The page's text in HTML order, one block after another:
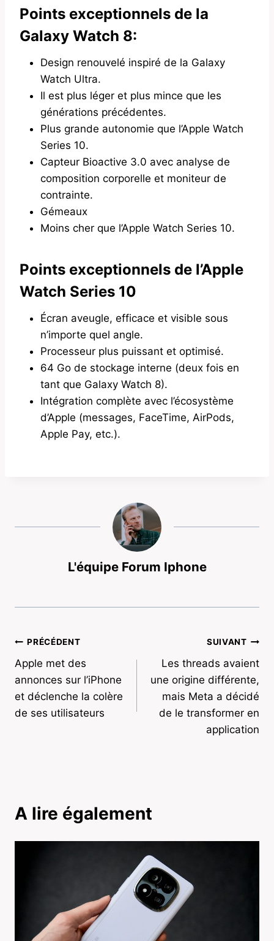
Points exceptionnels de la
Galaxy Watch 8:
Design renouvelé inspiré de la Galaxy
Watch Ultra.
Il est plus léger et plus mince que les
générations précédentes.
Plus grande autonomie que l’Apple Watch
Series 10.
Capteur Bioactive 3.0 avec analyse de
composition corporelle et moniteur de
contrainte.
Gémeaux
Moins cher que l’Apple Watch Series 10.
Points exceptionnels de l’Apple
Watch Series 10
Écran aveugle, efficace et visible sous
n’importe quel angle.
Processeur plus puissant et optimisé.
64 Go de stockage interne (deux fois en
tant que Galaxy Watch 8).
Intégration complète avec l’écosystème
d’Apple (messages, FaceTime, AirPods,
Apple Pay, etc.).
L'équipe Forum Iphone
Navigation
de
l’article
PRÉCÉDENT
Apple met des
annonces sur l’iPhone
et déclenche la colère
de ses utilisateurs
SUIVANT
Les threads avaient
une origine différente,
mais Meta a décidé
de le transformer en
application
A lire également